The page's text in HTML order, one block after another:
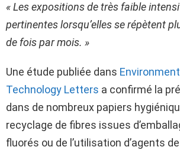
« Les expositions de très faible
pertinentes lorsqu’elles se répètent
de fois par mois. »
Une étude publiée dans
Technology Letters a confirmé la
dans de nombreux papiers
recyclage de fibres issues
fluorés ou de l’utilisation d’agents